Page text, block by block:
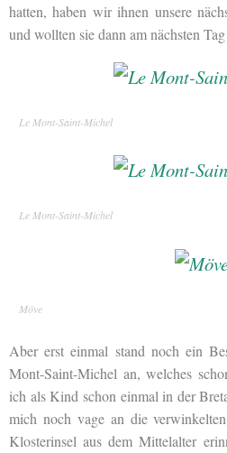
hatten, haben wir ihnen unsere
und wollten sie dann am nächsten
Le Mont-Saint-Michel
Le Mont-Saint-Michel
Möve
Aber erst einmal stand noch ein
Mont-Saint-Michel an, welches
ich als Kind schon einmal in der
mich noch vage an die
Klosterinsel aus dem Mittelalter